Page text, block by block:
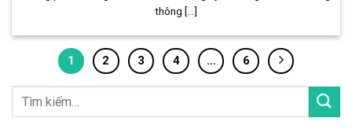
thông [...]
1 2 3 4 … 6